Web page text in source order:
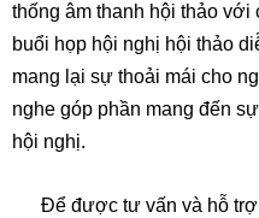
thống âm thanh hội thảo
buổi họp hội nghị hội thảo
mang lại sự thoải mái cho
nghe góp phần mang đến
hội nghị.
Để được tư vấn và hỗ trợ